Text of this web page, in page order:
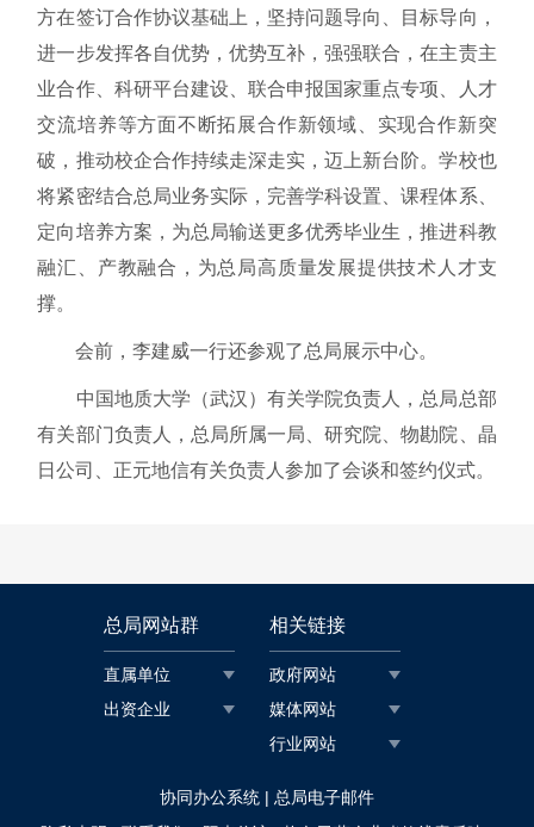
方在签订合作协议基础上，坚持问题导向、目标导向，
进一步发挥各自优势，优势互补，强强联合，在主责主
业合作、科研平台建设、联合申报国家重点专项、人才
交流培养等方面不断拓展合作新领域、实现合作新突
破，推动校企合作持续走深走实，迈上新台阶。学校也
将紧密结合总局业务实际，完善学科设置、课程体系、
定向培养方案，为总局输送更多优秀毕业生，推进科教
融汇、产教融合，为总局高质量发展提供技术人才支
撑。
会前，李建威一行还参观了总局展示中心。
中国地质大学（武汉）有关学院负责人，总局总部
有关部门负责人，总局所属一局、研究院、物勘院、晶
日公司、正元地信有关负责人参加了会谈和签约仪式。
总局网站群
直属单位
出资企业
相关链接
政府网站
媒体网站
行业网站
协同办公系统 | 总局电子邮件